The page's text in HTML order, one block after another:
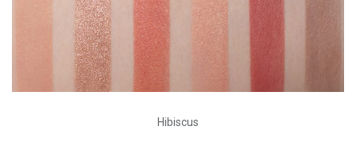
Hibiscus